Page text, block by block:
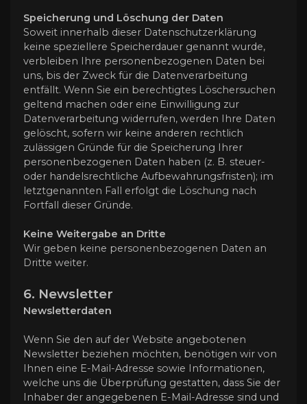
Speicherung und Löschung der Daten
Soweit innerhalb dieser Datenschutzerklärung
keine speziellere Speicherdauer genannt wurde,
verbleiben Ihre personenbezogenen Daten bei
uns, bis der Zweck für die Datenverarbeitung
entfällt. Wenn Sie ein berechtigtes Löschersuchen
geltend machen oder eine Einwilligung zur
Datenverarbeitung widerrufen, werden Ihre Daten
gelöscht, sofern wir keine anderen rechtlich
zulässigen Gründe für die Speicherung Ihrer
personenbezogenen Daten haben (z. B. steuer-
oder handelsrechtliche Aufbewahrungsfristen); im
letztgenannten Fall erfolgt die Löschung nach
Fortfall dieser Gründe.
Keine Weitergabe an Dritte
Wir geben keine personenbezogenen Daten an
Dritte weiter.
6. Newsletter
Newsletter­daten
Wenn Sie den auf der Website angebotenen
Newsletter beziehen möchten, benötigen wir von
Ihnen eine E-Mail-Adresse sowie Informationen,
welche uns die Überprüfung gestatten, dass Sie der
Inhaber der angegebenen E-Mail-Adresse sind und